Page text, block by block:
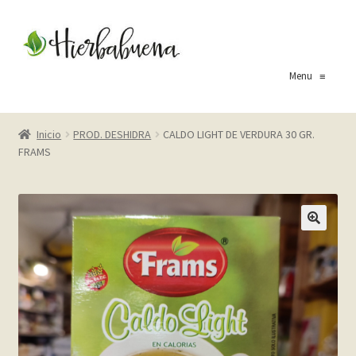
aal
Menu≡
Inicio
About Us
Blog
Carrito
Cart
Checkout
Inicio PROD. DESHIDRA
CALDO LIGHT DE VERDURA 30 GR.
FRAMS